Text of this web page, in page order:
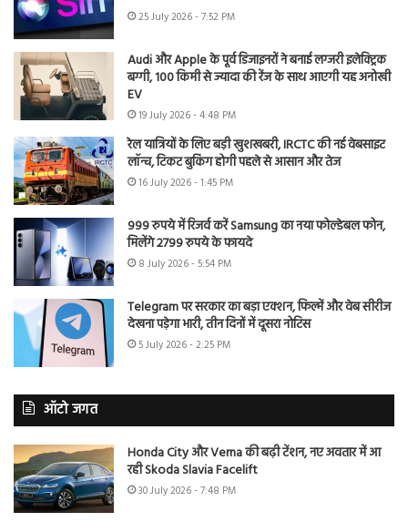
25 July 2026 - 7:52 PM
Audi और Apple के पूर्व डिजाइनरों ने बनाई लग्जरी इलेक्ट्रिक
बग्गी, 100 किमी से ज्यादा की रेंज के साथ आएगी यह अनोखी
EV
19 July 2026 - 4:48 PM
रेल यात्रियों के लिए बड़ी खुशखबरी, IRCTC की नई वेबसाइट
लॉन्च, टिकट बुकिंग होगी पहले से आसान और तेज
16 July 2026 - 1:45 PM
999 रुपये में रिजर्व करें Samsung का नया फोल्डेबल फोन,
मिलेंगे 2799 रुपये के फायदे
8 July 2026 - 5:54 PM
Telegram पर सरकार का बड़ा एक्शन, फिल्में और वेब सीरीज
देखना पड़ेगा भारी, तीन दिनों में दूसरा नोटिस
5 July 2026 - 2:25 PM
ऑटो जगत
Honda City और Verna की बढ़ी टेंशन, नए अवतार में आ
रही Skoda Slavia Facelift
30 July 2026 - 7:48 PM